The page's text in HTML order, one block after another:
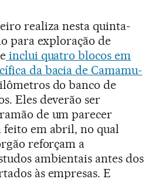
realiza nesta quinta-
para exploração de
inclui quatro blocos em
da bacia de Camamu-
do banco de
Eles deverão ser
de um parecer
em abril, no qual
reforçam a
ambientais antes dos
às empresas. E